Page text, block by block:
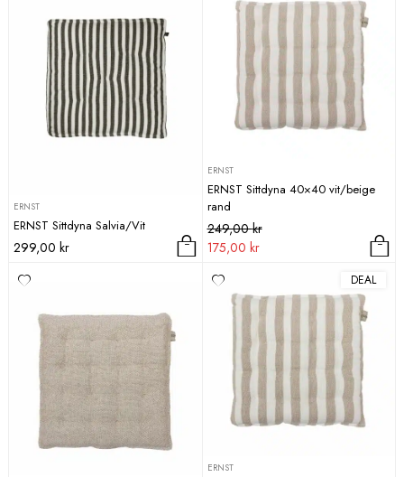
ERNST
ERNST Sittdyna Salvia/Vit
299,00 kr
ERNST
ERNST Sittdyna 40×40 vit/beige
rand
249,00kr
Det
ursprungliga
var:
249,00 kr.
175,00 kr
Det
nuvarande
är:
175,00 kr.
DEAL
ERNST